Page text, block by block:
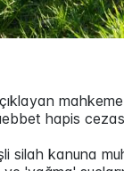
hapis
silah kanuna